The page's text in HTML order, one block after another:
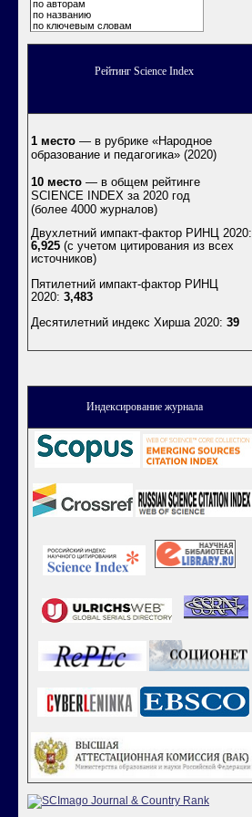
по авторам
по названию
по ключевым словам
Рейтинг Science Index
1 место — в рубрике «Народное
образование и педагогика» (2020)
10 место — в общем рейтинге
SCIENCE INDEX за 2020 год
(более 4000 журналов)
Двухлетний импакт-фактор РИНЦ 2020:
6,925 (с учетом цитирования из всех
источников)
Пятилетний импакт-фактор РИНЦ
2020: 3,483
Десятилетний индекс Хирша 2020: 39
Индексирование журнала